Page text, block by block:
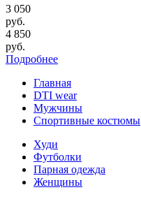
3 050
руб.
4 850
руб.
Подробнее
Главная
DTI wear
Мужчины
Спортивные костюмы
Худи
Футболки
Парная одежда
Женщины